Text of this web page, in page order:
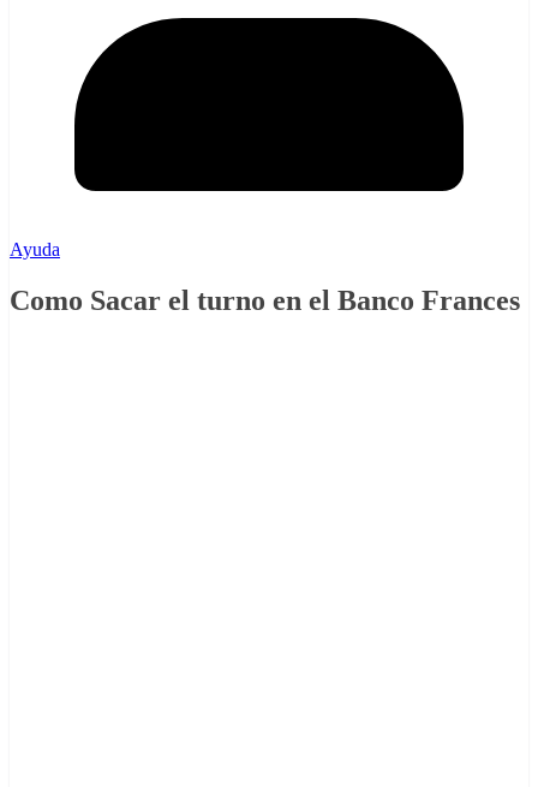
Ayuda
Como Sacar el turno en el Banco Frances